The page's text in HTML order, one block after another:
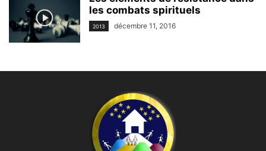
les combats spirituels
2013 décembre 11, 2016